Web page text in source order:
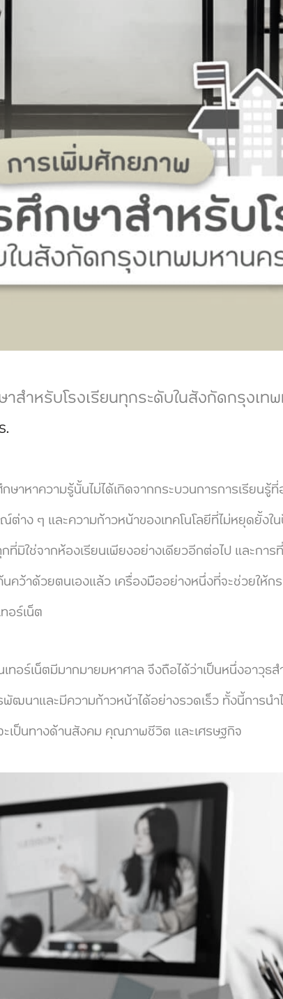
สำหรับโรงเรียนทุกระดับในสังกัดกรุงเท
าความรู้นั้นไม่ได้เกิดจากกระบวนการการเรียนรู้ที่
ต่าง ๆ และความก้าวหน้าของเทคโนโลยีที่ไม่หยุดยั้งใ
มิใช่จากห้องเรียนเพียงอย่างเดียวอีกต่อไป และการ
คว้าด้วยตนเองแล้ว เครื่องมืออย่างหนึ่งที่จะช่วยให้ก
อร์เน็ต
เน็ตมีมากมายมหาศาล จึงถือได้ว่าเป็นหนึ่งอาวุธ
พัฒนาและมีความก้าวหน้าได้อย่างรวดเร็ว ทั้งนี้การ
ะเป็นทางด้านสังคม คุณภาพชีวิต และเศรษฐกิจ